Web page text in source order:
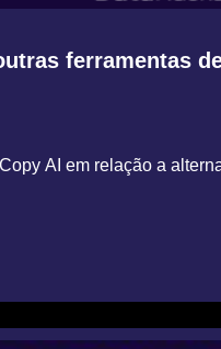
ferramentas
AI em relação a